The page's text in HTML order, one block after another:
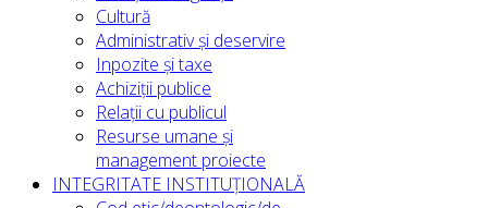
Cultură
Administrativ și deservire
Inpozite și taxe
Achiziții publice
Relații cu publicul
Resurse umane și
management proiecte
INTEGRITATE INSTITUȚIONALĂ